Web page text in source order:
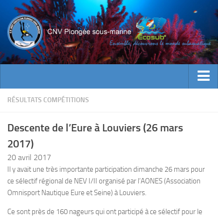
ACTUALITES
INFOS CNV
Bienvenue
Contacts
Documents utiles
Encadrement
Historique
RÉSULTATS COMPÉTITIONS
Descente de l’Eure à Louviers (26 mars
2017)
20 avril 2017
Il y avait une très importante participation dimanche 26 mars pour
ce sélectif régional de NEV I/II organisé par l’AONES (Association
Omnisport Nautique Eure et Seine) à Louviers.
Ce sont près de 160 nageurs qui ont participé à ce sélectif pour le